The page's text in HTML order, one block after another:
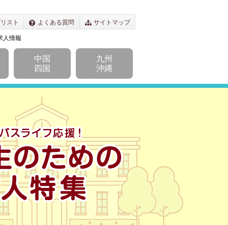
スト よくある質問 サイトマップ
人情報
中国
四国
九州
沖縄